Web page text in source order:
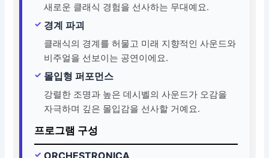
새로운 클래식 경험을 선사하는 무대예요.
경계 파괴
클래식의 경계를 허물고 미래 지향적인 사운드와
비주얼을 선보이는 공연이에요.
몰입형 퍼포먼스
강렬한 조명과 높은 데시벨의 사운드가 오감을
자극하며 깊은 몰입감을 선사할 거예요.
프로그램 구성
ORCHESTRONICA